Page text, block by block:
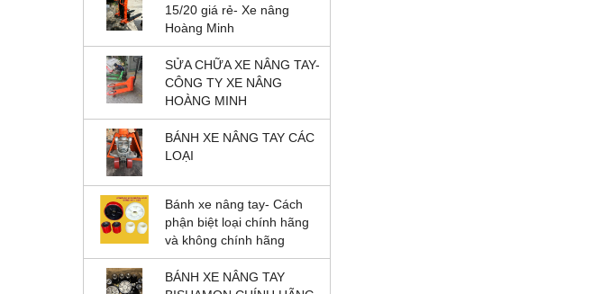
15/20 giá rẻ- Xe nâng
Hoàng Minh
SỬA CHỮA XE NÂNG TAY-
CÔNG TY XE NÂNG
HOÀNG MINH
BÁNH XE NÂNG TAY CÁC
LOẠI
Bánh xe nâng tay- Cách
phận biệt loại chính hãng
và không chính hãng
BÁNH XE NÂNG TAY